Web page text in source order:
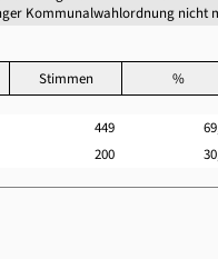
Kommunalwahlordnung nicht
Stimmen %
449
200